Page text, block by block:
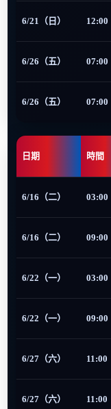
6/21（日） 12:00
6/26（五） 07:00
6/26（五） 07:00
日期 時間
6/16（二） 03:00
6/16（二） 09:00
6/22（一） 03:00
6/22（一） 09:00
6/27（六） 11:00
6/27（六） 11:00